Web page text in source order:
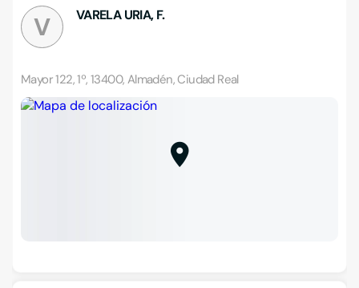
V VARELA URIA, F.
Mayor 122, 1º, 13400, Almadén, Ciudad Real